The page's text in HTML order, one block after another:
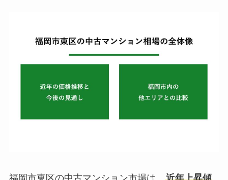
福岡市東区の中古マンション市場は、 近年上昇傾